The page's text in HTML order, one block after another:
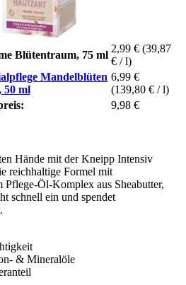
Blütentraum, 75 ml
2,99 € (39,87
€ / l)
Mandelblüten
50 ml
6,99 €
(139,80 € / l)
9,98 €
Hände mit der Kneipp Intensiv
reichhaltige Formel mit
Öl-Komplex aus Sheabutter,
schnell ein und spendet
& Mineralöle